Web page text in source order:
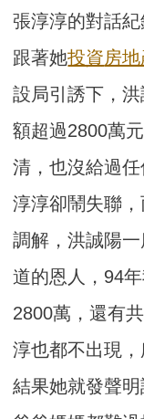
張淳淳的對話
跟著她投資房
設局引誘下，
額超過2800萬
清，也沒給過
淳淳卻鬧失聯
調解，洪誠陽
道的恩人，94
2800萬，還有
淳也都不出現
結果她就發聲